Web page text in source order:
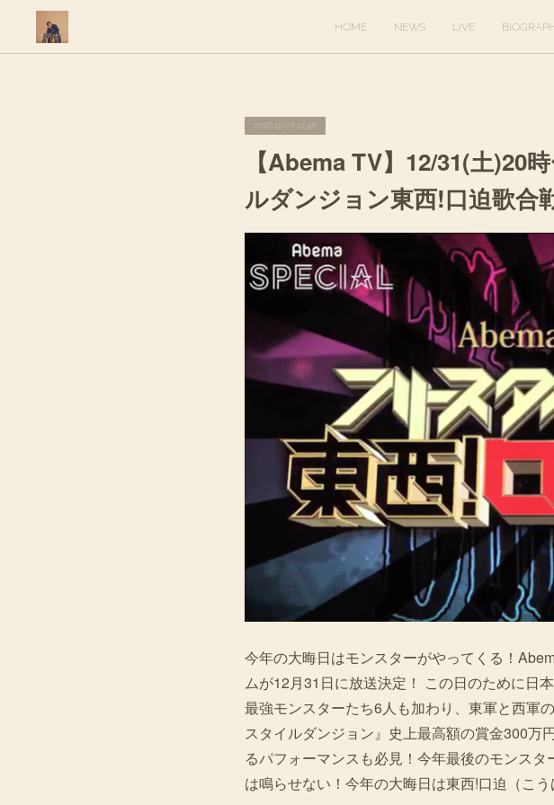
HOME NEWS LIVE
2016.12.07 12:48
【Abema TV】12/31(土)20
ルダンジョン東西!口迫歌合
今年の大晦日はモンスターがやってくる！
ムが12月31日に放送決定！ この日のために日
最強モンスターたち6人も加わり、東軍と西軍
スタイルダンジョン』史上最高額の賞金300万
るパフォーマンスも必見！今年最後のモンス
は鳴らせない！今年の大晦日は東西!口迫（こ